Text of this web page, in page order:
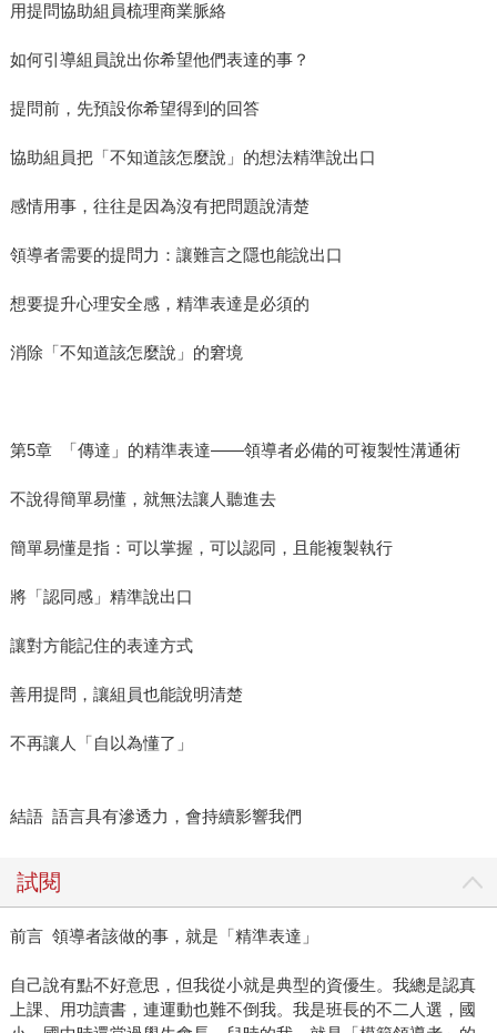
用提問協助組員梳理商業脈絡
如何引導組員說出你希望他們表達的事？
提問前，先預設你希望得到的回答
協助組員把「不知道該怎麼說」的想法精準說出口
感情用事，往往是因為沒有把問題說清楚
領導者需要的提問力：讓難言之隱也能說出口
想要提升心理安全感，精準表達是必須的
消除「不知道該怎麼說」的窘境
第5章 「傳達」的精準表達——領導者必備的可複製性溝通術
不說得簡單易懂，就無法讓人聽進去
簡單易懂是指：可以掌握，可以認同，且能複製執行
將「認同感」精準說出口
讓對方能記住的表達方式
善用提問，讓組員也能說明清楚
不再讓人「自以為懂了」
結語 語言具有滲透力，會持續影響我們
試閱
前言 領導者該做的事，就是「精準表達」
自己說有點不好意思，但我從小就是典型的資優生。我總是認真
上課、用功讀書，連運動也難不倒我。我是班長的不二人選，國